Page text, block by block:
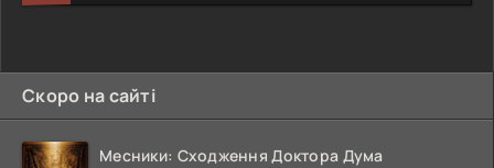
Скоро на сайті
Месники: Сходження Доктора Дума